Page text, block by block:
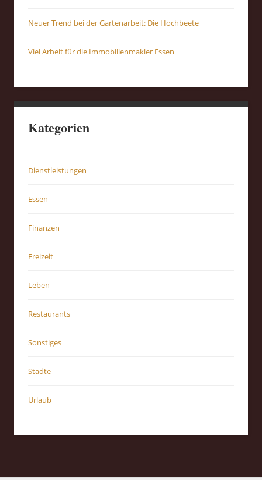
Neuer Trend bei der Gartenarbeit: Die Hochbeete
Viel Arbeit für die Immobilienmakler Essen
Kategorien
Dienstleistungen
Essen
Finanzen
Freizeit
Leben
Restaurants
Sonstiges
Städte
Urlaub